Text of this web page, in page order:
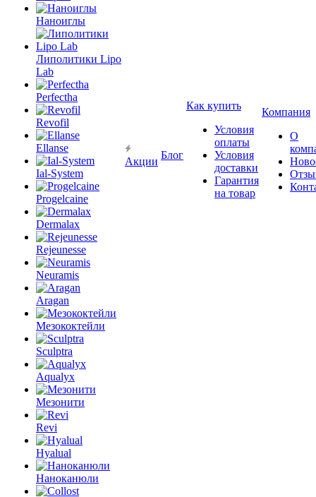
Наноиглы
Липолитики Lipo
Lab
Perfectha
Revofil
Ellanse
Ial-System
Progelcaine
Dermalax
Rejeunesse
Neuramis
Aragan
Мезококтейли
Sculptra
Aqualyx
Мезонити
Revi
Hyalual
Наноканюли
Акции
Блог
Как купить
Условия
оплаты
Условия
доставки
Гарантия
на товар
Компания
О